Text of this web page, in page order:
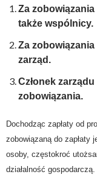
Za
także wspólnicy.
Za zobowiązania
zarząd.
Członek
zobowiązania.
Dochodząc zapłaty od
zobowiązaną do zapłaty
osoby, częstokroć
działalność gospodarczą.